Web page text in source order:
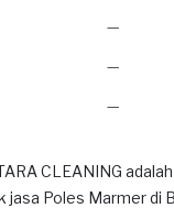
—
—
—
CLEANING
Poles Marmer di